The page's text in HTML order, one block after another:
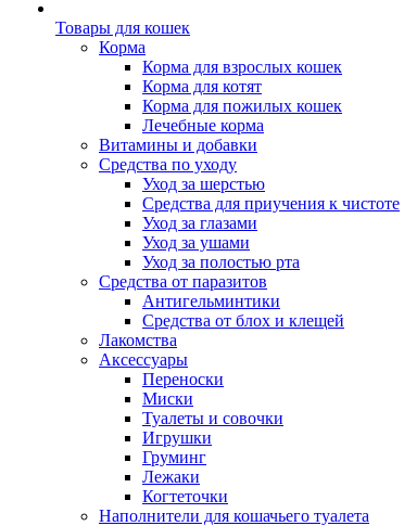
Товары для кошек
Корма
Корма для взрослых кошек
Корма для котят
Корма для пожилых кошек
Лечебные корма
Витамины и добавки
Средства по уходу
Уход за шерстью
Средства для приучения к чистоте
Уход за глазами
Уход за ушами
Уход за полостью рта
Средства от паразитов
Антигельминтики
Средства от блох и клещей
Лакомства
Аксессуары
Переноски
Миски
Туалеты и совочки
Игрушки
Груминг
Лежаки
Когтеточки
Наполнители для кошачьего туалета